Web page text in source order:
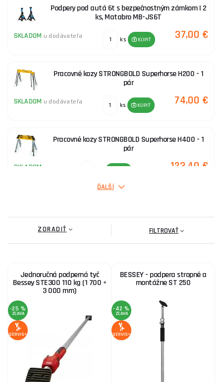
Podpery pod autá 6t s bezpečnostným zámkom | 2
ks, Matabro MB-JS6T
SKLADOM u dodávateľa ks KÚPIŤ 37,00 €
Pracovné kozy STRONGBOLD Superhorse H200 - 1
pár
SKLADOM u dodávateľa ks KÚPIŤ 74,00 €
Pracovné kozy STRONGBOLD Superhorse H400 - 1
pár
SKLADOM 123,40 €
ĎALŠÍ
ZORADIŤ FILTROVAŤ
Jednoručná podperná tyč
Bessey STE300 110 kg (1 700 ÷
3 000 mm)
-25 %
ZĽAVA
SERVIS+
BESSEY - podpera stropné a
montážne ST 250
-42 %
ZĽAVA
SERVIS+